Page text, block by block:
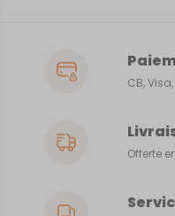
CB,
Offerte